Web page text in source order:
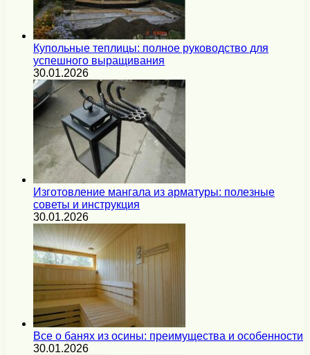
Купольные теплицы: полное руководство для
успешного выращивания
30.01.2026
Изготовление мангала из арматуры: полезные
советы и инструкция
30.01.2026
Все о банях из осины: преимущества и особенности
30.01.2026